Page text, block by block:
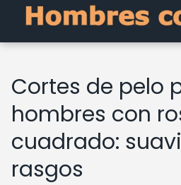
Cortes de pelo
hombres con
cuadrado:
rasgos